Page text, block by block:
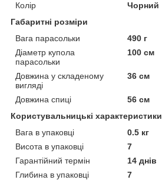
Колір
Чорний
Габаритні розміри
Вага парасольки
490 г
Діаметр купола
парасольки
100 см
Довжина у складеному
вигляді
36 см
Довжина спиці
56 см
Користувальницькі характеристики
Вага в упаковці
0.5 кг
Висота в упаковці
7
Гарантійний термін
14 днів
Глибина в упаковці
7